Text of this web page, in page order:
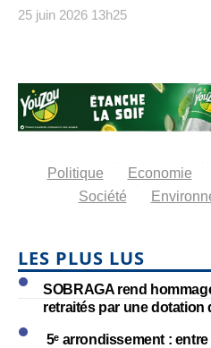
25 juin 2026 13h25
Politique Economie
Société
LES PLUS LUS
SOBRAGA rend
retraités par une dotation
5ᵉ arrondissement :